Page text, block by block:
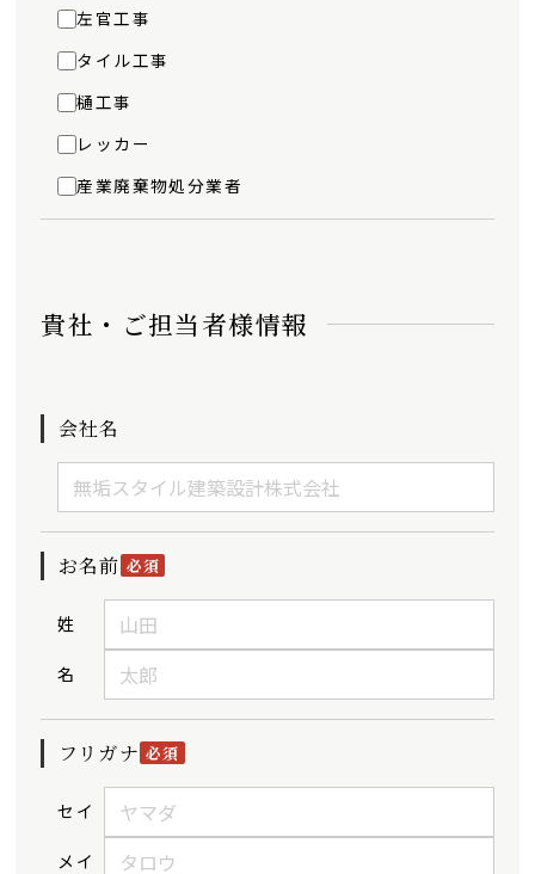
左官工事
タイル工事
樋工事
レッカー
産業廃棄物処分業者
貴社・ご担当者様情報
会社名
お名前 必須
姓
名
フリガナ 必須
セイ
メイ